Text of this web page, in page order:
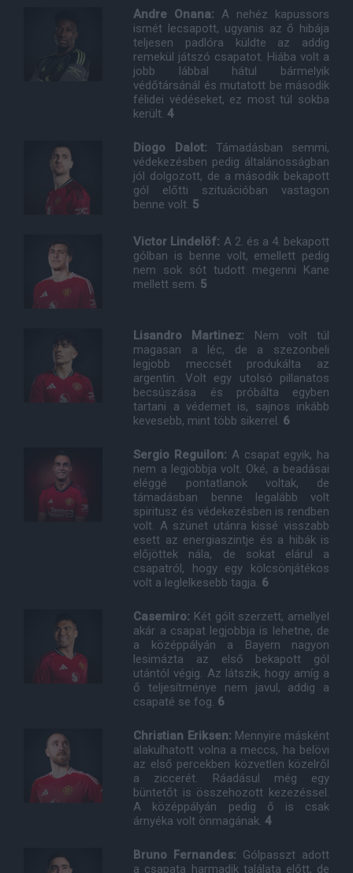
Andre Onana:A nehéz kapussors
ismét lecsapott, ugyanis az ő hibája
teljesen padlóra küldte az addig
remekül játszó csapatot. Hiába volt a
jobb lábbal hátul bármelyik
védőtársánál és mutatott be második
félidei védéseket, ez most túl sokba
került. 4
Diogo Dalot: Támadásban semmi,
védekezésben pedig általánosságban
jól dolgozott, de a második bekapott
gól előtti szituációban vastagon
benne volt. 5
Victor Lindelöf: A 2. és a 4. bekapott
gólban is benne volt, emellett pedig
nem sok sót tudott megenni Kane
mellett sem. 5
Lisandro Martinez: Nem volt túl
magasan a léc, de a szezonbeli
legjobb meccsét produkálta az
argentin. Volt egy utolsó pillanatos
becsúszása és próbálta egyben
tartani a védemet is, sajnos inkább
kevesebb, mint több sikerrel. 6
Sergio Reguilon: A csapat egyik, ha
nem a legjobbja volt. Oké, a beadásai
eléggé pontatlanok voltak, de
támadásban benne legalább volt
spiritusz és védekezésben is rendben
volt. A szünet utánra kissé visszabb
esett az energiaszintje és a hibák is
előjöttek nála, de sokat elárul a
csapatról, hogy egy kölcsönjátékos
volt a leglelkesebb tagja. 6
Casemiro: Két gólt szerzett, amellyel
akár a csapat legjobbja is lehetne, de
a középpályán a Bayern nagyon
lesimázta az első bekapott gól
utántól végig. Az látszik, hogy amíg a
ő teljesítménye nem javul, addig a
csapaté se fog. 6
Christian Eriksen: Mennyire másként
alakulhatott volna a meccs, ha belövi
az első percekben közvetlen közelről
a ziccerét. Ráadásul még egy
büntetőt is összehozott kezezéssel.
A középpályán pedig ő is csak
árnyéka volt önmagának. 4
Bruno Fernandes: Gólpasszt adott
a csapata harmadik találata előtt, de